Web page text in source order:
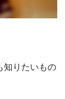
知りたいもの